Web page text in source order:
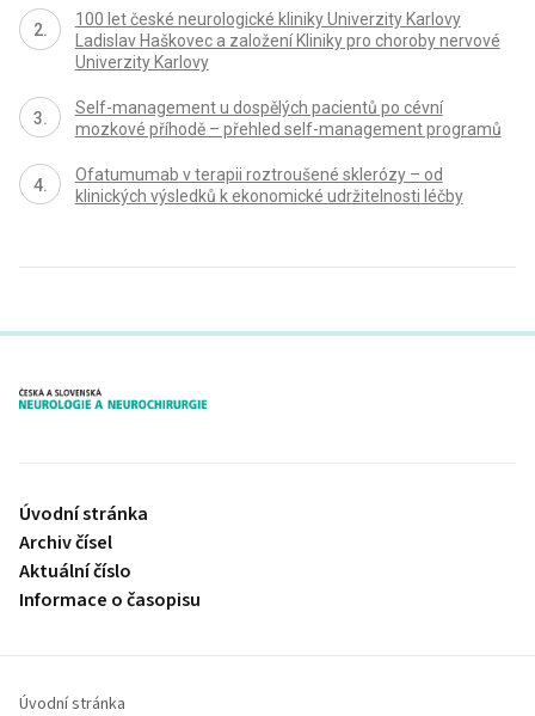
100 let české neurologické kliniky Univerzity Karlovy
Ladislav Haškovec a založení Kliniky pro choroby nervové
Univerzity Karlovy
Self-management u dospělých pacientů po cévní
mozkové příhodě – přehled self-management programů
Ofatumumab v terapii roztroušené sklerózy – od
klinických výsledků k ekonomické udržitelnosti léčby
proLékaře.cz
Úvodní stránka
Archiv čísel
Aktuální číslo
Informace o časopisu
Úvodní stránka